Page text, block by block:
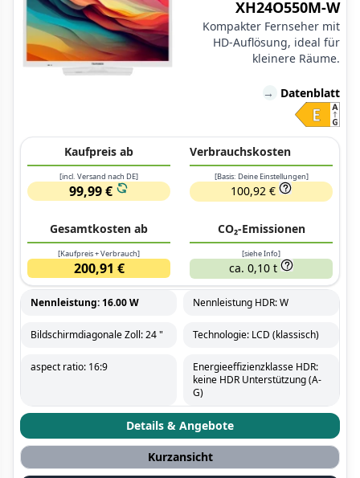
XH24O550M-W
Kompakter Fernseher mit
HD-Auflösung, ideal für
kleinere Räume.
→ Datenblatt
Kaufpreis ab
[incl. Versand nach DE]
99,99 €
Verbrauchskosten
[Basis: Deine Einstellungen]
100,92 €
Gesamtkosten ab
[Kaufpreis + Verbrauch]
200,91 €
CO₂-Emissionen
[siehe Info]
ca. 0,10 t
Nennleistung: 16.00 W Nennleistung HDR: W
Bildschirmdiagonale Zoll: 24 " Technologie: LCD (klassisch)
aspect ratio: 16:9
Energieeffizienzklasse HDR:
keine HDR Unterstützung (A-
G)
Details & Angebote
Kurzansicht